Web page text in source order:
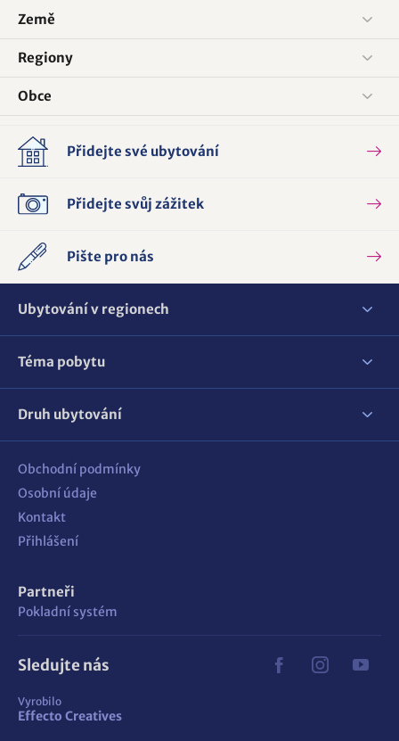
Země
Regiony
Obce
Přidejte své ubytování
Přidejte svůj zážitek
Pište pro nás
Ubytování v regionech
Téma pobytu
Druh ubytování
Obchodní podmínky
Osobní údaje
Kontakt
Přihlášení
Partneři
Pokladní systém
Sledujte nás
Vyrobilo
Effecto Creatives